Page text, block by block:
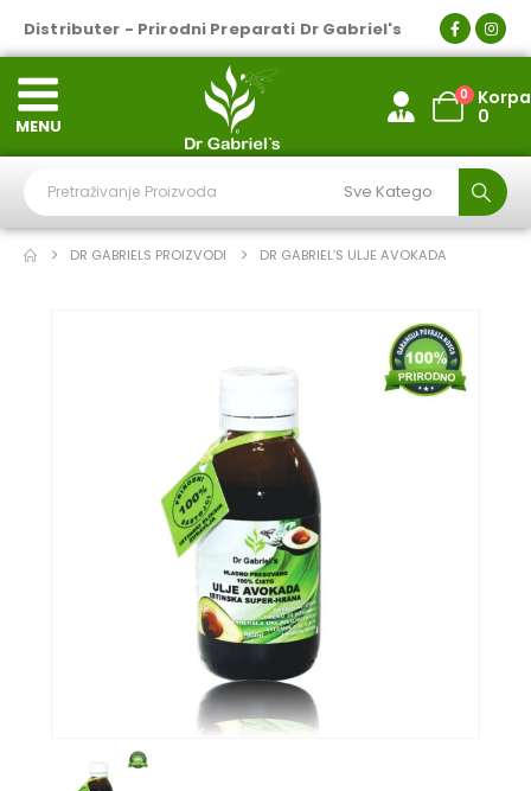
Distributer - Prirodni Preparati Dr Gabriel's
MENU
0
Korpa
0
DR GABRIELS PROIZVODI DR GABRIEL’S ULJE AVOKADA